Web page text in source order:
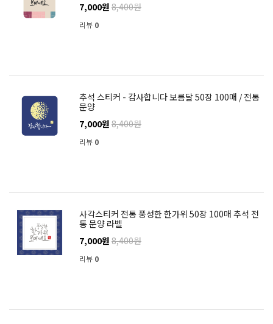
7,000원 8,400원
리뷰 0
추석 스티커 - 감사합니다 보름달 50장 100매 / 전통
문양
7,000원 8,400원
리뷰 0
사각스티커 전통 풍성한 한가위 50장 100매 추석 전
통 문양 라벨
7,000원 8,400원
리뷰 0